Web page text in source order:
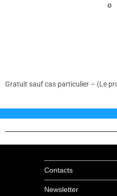
o
Gratuit sauf cas particulier – (Le
Contacts
Newsletter